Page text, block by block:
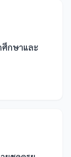
ศึกษาและ